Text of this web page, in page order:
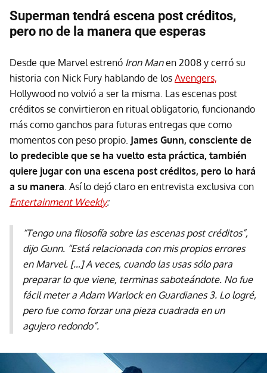
Superman tendrá escena post créditos,
pero no de la manera que esperas
Desde que Marvel estrenó Iron Manen 2008 y cerró su
historia con Nick Fury hablando de los Avengers,
Hollywood no volvió a ser la misma. Las escenas post
créditos se convirtieron en ritual obligatorio, funcionando
más como ganchos para futuras entregas que como
momentos con peso propio. James Gunn, consciente de
lo predecible que se ha vuelto esta práctica, también
quiere jugar con una escena post créditos, pero lo hará
a su manera. Así lo dejó claro en entrevista exclusiva con
Entertainment Weekly:
“Tengo una filosofía sobre las escenas post créditos”,
dijo Gunn. “Está relacionada con mis propios errores
en Marvel. […] A veces, cuando las usas sólo para
preparar lo que viene, terminas saboteándote. No fue
fácil meter a Adam Warlock en Guardianes 3. Lo logré,
pero fue como forzar una pieza cuadrada en un
agujero redondo”.